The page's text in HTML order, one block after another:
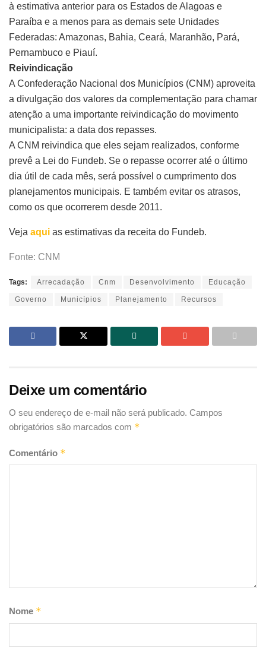
à estimativa anterior para os Estados de Alagoas e
Paraíba e a menos para as demais sete Unidades
Federadas: Amazonas, Bahia, Ceará, Maranhão, Pará,
Pernambuco e Piauí.
Reivindicação
A Confederação Nacional dos Municípios (CNM) aproveita
a divulgação dos valores da complementação para chamar
atenção a uma importante reivindicação do movimento
municipalista: a data dos repasses.
A CNM reivindica que eles sejam realizados, conforme
prevê a Lei do Fundeb. Se o repasse ocorrer até o último
dia útil de cada mês, será possível o cumprimento dos
planejamentos municipais. E também evitar os atrasos,
como os que ocorrerem desde 2011.
Veja aqui as estimativas da receita do Fundeb.
Fonte: CNM
Tags: Arrecadação Cnm Desenvolvimento Educação
Governo Municípios Planejamento Recursos
Deixe um comentário
O seu endereço de e-mail não será publicado. Campos
obrigatórios são marcados com *
Comentário *
Nome *